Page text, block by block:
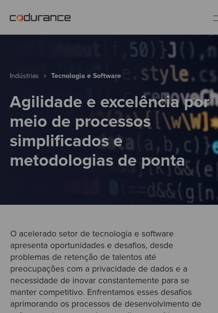
Indústrias
Serviços
Insights
Quem somos
Indústrias Tecnologia e Software
Agilidade e excelência por
meio de processos
simplificados e
metodologias de ponta
O acelerado setor de tecnologia e software
apresenta oportunidades e desafios, desde
problemas de retenção de talentos até
preocupações com a privacidade de dados e a
necessidade de inovar constantemente para se
manter competitivo. Enfrentamos esses desafios
aprimorando os processos de desenvolvimento de